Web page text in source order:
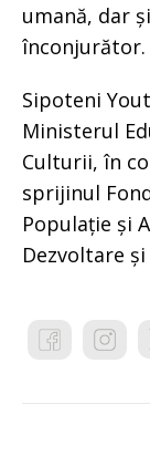
umană, dar
înconjurător.
Sipoteni
Ministerul
Culturii, în
sprijinul
Populație și
Dezvoltare